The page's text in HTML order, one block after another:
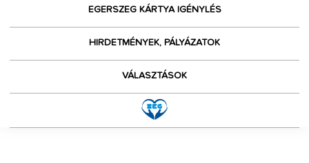
EGERSZEG KÁRTYA IGÉNYLÉS
HIRDETMÉNYEK, PÁLYÁZATOK
VÁLASZTÁSOK